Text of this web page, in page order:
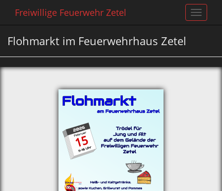
Toggle
Freiwillige Feuerwehr Zetel
Flohmarkt im Feuerwehrhaus Zetel